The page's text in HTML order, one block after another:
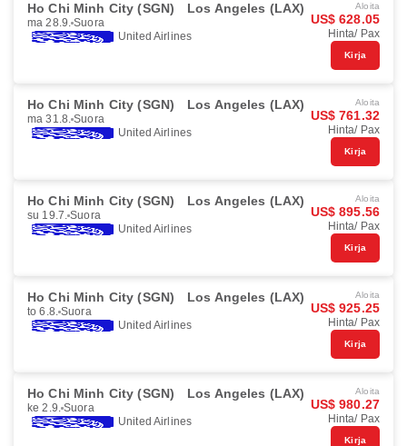
Ho Chi Minh City (SGN) Los Angeles (LAX)
ma 28.9. Suora
United Airlines
Aloita
US$ 628.05
Hinta/ Pax
Kirja
Ho Chi Minh City (SGN) Los Angeles (LAX)
ma 31.8. Suora
United Airlines
Aloita
US$ 761.32
Hinta/ Pax
Kirja
Ho Chi Minh City (SGN) Los Angeles (LAX)
su 19.7. Suora
United Airlines
Aloita
US$ 895.56
Hinta/ Pax
Kirja
Ho Chi Minh City (SGN) Los Angeles (LAX)
to 6.8. Suora
United Airlines
Aloita
US$ 925.25
Hinta/ Pax
Kirja
Ho Chi Minh City (SGN) Los Angeles (LAX)
ke 2.9. Suora
United Airlines
Aloita
US$ 980.27
Hinta/ Pax
Kirja